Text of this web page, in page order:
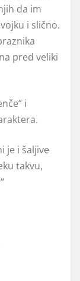
da im
i slično.
pred veliki
i
je i šaljive
takvu,